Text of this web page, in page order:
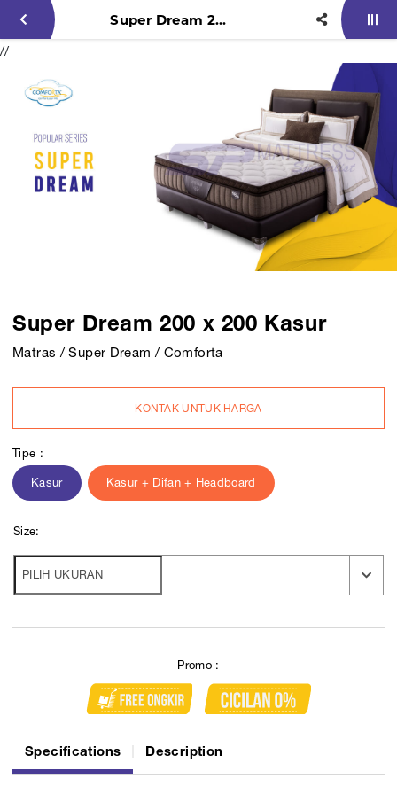
Super Dream 200 x 200 Kasur
//
Super Dream 200 x 200 Kasur
Matras / Super Dream / Comforta
KONTAK UNTUK HARGA
Tipe :
Kasur Kasur + Difan + Headboard
Size:
Promo :
Specifications Description